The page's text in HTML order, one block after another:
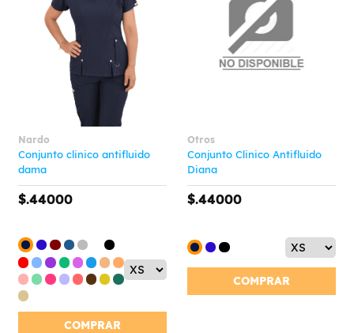
Nardo
Conjunto clinico antifluido
dama
$.44000
COMPRAR
Otros
Conjunto Clinico Antifluido
Diana
$.44000
COMPRAR